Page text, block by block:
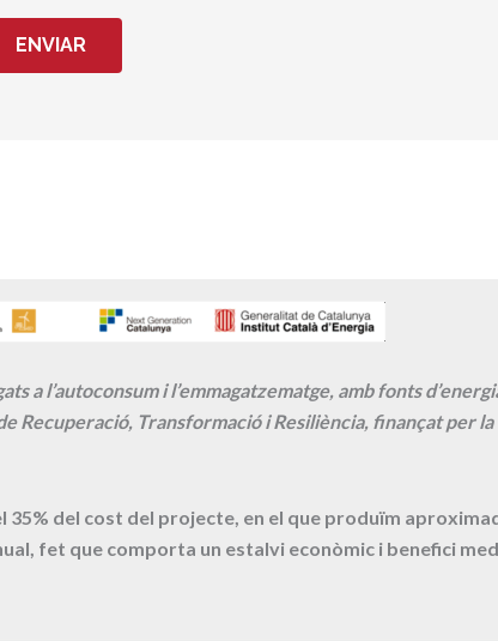
ENVIAR
a l’autoconsum i l’emmagatzematge, amb fonts
Recuperació, Transformació i Resiliència, finançat per
del cost del projecte, en el que produïm
fet que comporta un estalvi econòmic i benefici